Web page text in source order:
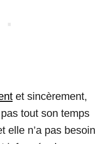
et sincèrement,
tout son temps
elle n’a pas besoin